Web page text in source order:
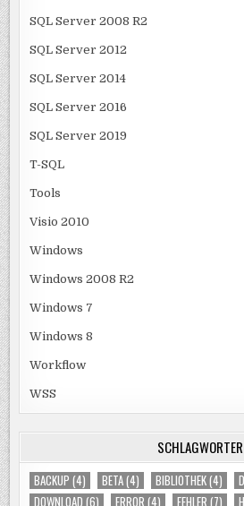
SQL Server 2008 R2
SQL Server 2012
SQL Server 2014
SQL Server 2016
SQL Server 2019
T-SQL
Tools
Visio 2010
Windows
Windows 2008 R2
Windows 7
Windows 8
Workflow
WSS
SCHLAGWÖRTER
BACKUP (4) BETA(4) BIBLIOTHEK(4)
DOWNLOAD (6) ERROR (4) FEHLER (7)